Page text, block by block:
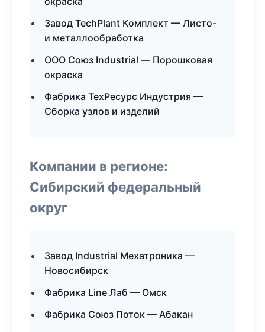
Завод TechPlant Комплект — Листо-
и металлообработка
ООО Союз Industrial — Порошковая
окраска
Фабрика ТехРесурс Индустрия —
Сборка узлов и изделий
Компании в регионе:
Сибирский федеральный
округ
Завод Industrial Мехатроника —
Новосибирск
Фабрика Line Лаб — Омск
Фабрика Союз Поток — Абакан